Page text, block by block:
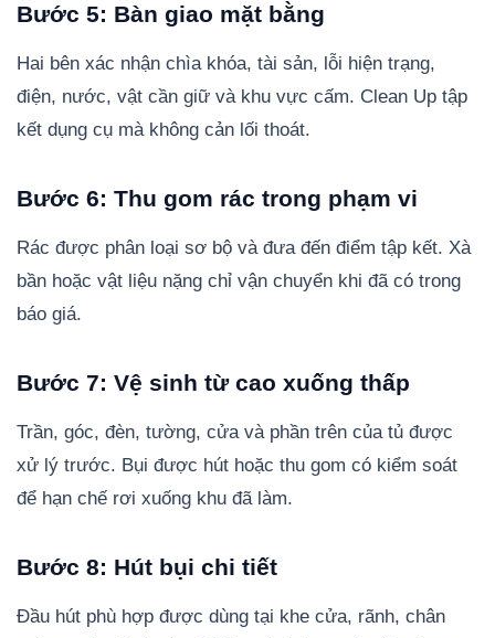
Bước 5: Bàn giao mặt bằng
Hai bên xác nhận chìa khóa, tài sản, lỗi hiện trạng,
điện, nước, vật cần giữ và khu vực cấm. Clean Up tập
kết dụng cụ mà không cản lối thoát.
Bước 6: Thu gom rác trong phạm vi
Rác được phân loại sơ bộ và đưa đến điểm tập kết. Xà
bần hoặc vật liệu nặng chỉ vận chuyển khi đã có trong
báo giá.
Bước 7: Vệ sinh từ cao xuống thấp
Trần, góc, đèn, tường, cửa và phần trên của tủ được
xử lý trước. Bụi được hút hoặc thu gom có kiểm soát
để hạn chế rơi xuống khu đã làm.
Bước 8: Hút bụi chi tiết
Đầu hút phù hợp được dùng tại khe cửa, rãnh, chân